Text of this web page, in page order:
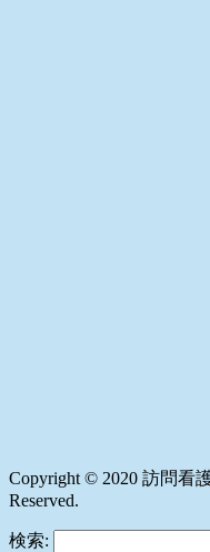
Copyright © 2020 訪問看
Reserved.
検索: